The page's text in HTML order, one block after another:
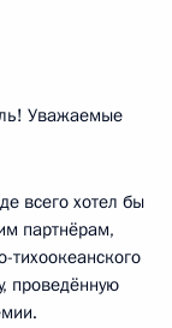
Уважаемые
всего хотел бы
партнёрам,
тихоокеанского
проведённую